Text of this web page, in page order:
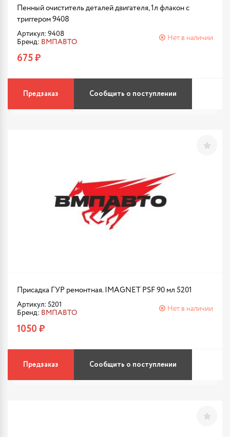
Пенный очиститель деталей двигателя, 1л флакон с
триггером 9408
Артикул: 9408
Бренд: ВМПАВТО
Нет в наличии
675 ₽
Предзаказ Сообщить о поступлении
Присадка ГУР ремонтная. IMAGNET PSF 90 мл 5201
Артикул: 5201
Бренд: ВМПАВТО
Нет в наличии
1050 ₽
Предзаказ Сообщить о поступлении